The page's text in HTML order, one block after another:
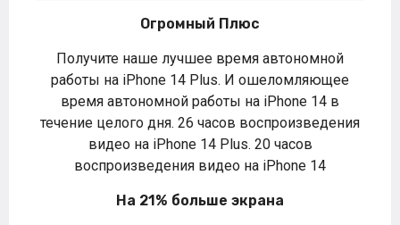
Огромный Плюс
Получите наше лучшее время автономной
работы на iPhone 14 Plus. И ошеломляющее
время автономной работы на iPhone 14 в
течение целого дня. 26 часов воспроизведения
видео на iPhone 14 Plus. 20 часов
воспроизведения видео на iPhone 14
На 21% больше экрана